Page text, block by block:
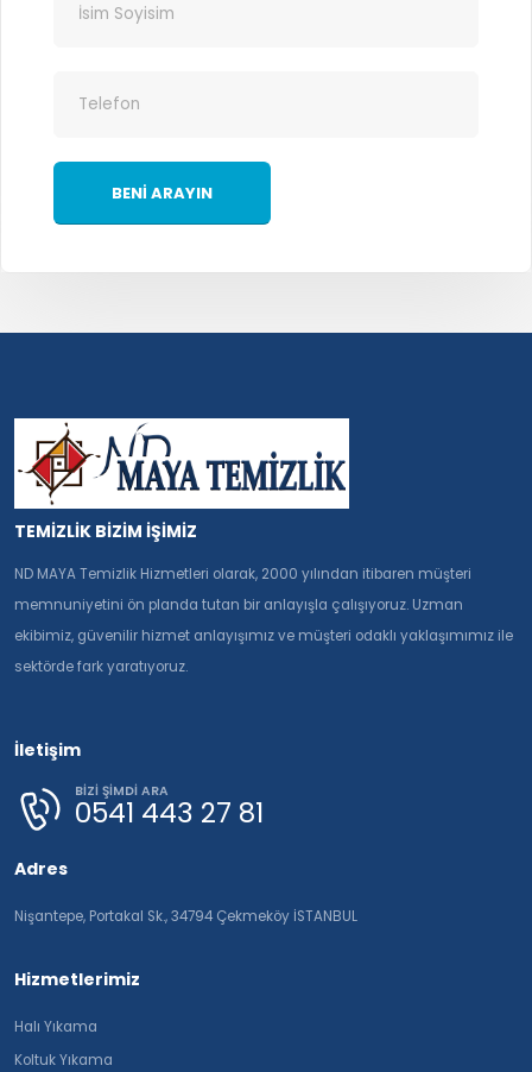
BENİ ARAYIN
TEMİZLİK BİZİM İŞİMİZ
ND MAYA Temizlik Hizmetleri olarak, 2000 yılından itibaren müşteri
memnuniyetini ön planda tutan bir anlayışla çalışıyoruz. Uzman
ekibimiz, güvenilir hizmet anlayışımız ve müşteri odaklı yaklaşımımız ile
sektörde fark yaratıyoruz.
İletişim
BİZİ ŞİMDİ ARA
0541 443 27 81
Adres
Nişantepe, Portakal Sk., 34794 Çekmeköy İSTANBUL
Hizmetlerimiz
Halı Yıkama
Koltuk Yıkama